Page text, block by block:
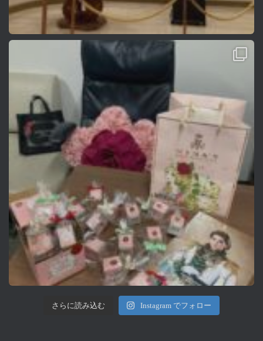
さらに読み込む Instagram でフォロー